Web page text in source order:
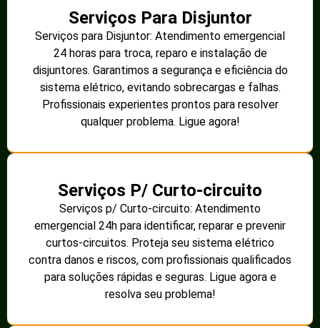
Serviços Para Disjuntor
Serviços para Disjuntor: Atendimento emergencial
24 horas para troca, reparo e instalação de
disjuntores. Garantimos a segurança e eficiência do
sistema elétrico, evitando sobrecargas e falhas.
Profissionais experientes prontos para resolver
qualquer problema. Ligue agora!
Serviços P/ Curto-circuito
Serviços p/ Curto-circuito: Atendimento
emergencial 24h para identificar, reparar e prevenir
curtos-circuitos. Proteja seu sistema elétrico
contra danos e riscos, com profissionais qualificados
para soluções rápidas e seguras. Ligue agora e
resolva seu problema!